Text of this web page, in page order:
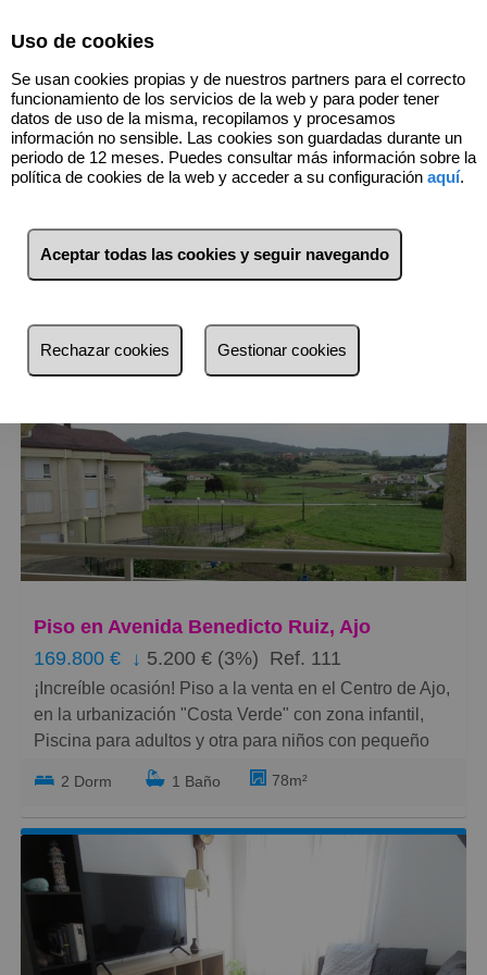
23 Inmuebles Ajo (Cantabria)
Menos reciente
Caros
Pequeños
Grandes
Piso en Avenida Benedicto Ruiz, Ajo
169.800 € ↓ 5.200 € (3%) Ref. 111
¡Increíble ocasión! Piso a la venta en el Centro de Ajo,
en la urbanización "Costa Verde" con zona infantil,
Piscina para adultos y otra para niños con pequeño
jardín, Pista de Tenis y zona de aparcamientos al aire
libre, privada para los propietarios de la comunidad de
vecinos.
En pleno centro de Ajo, pero alejado de los ruidos,
gracias a su orientación.
A solo 1,6 km. de las Playas de Ajo, a las que se
puede ir dado un paseo agradable, porque hay carril
2 Dorm 1 Baño 78m²
Uso de cookies
Se usan cookies propias y de nuestros partners para el correcto
funcionamiento de los servicios de la web y para poder tener
datos de uso de la misma, recopilamos y procesamos
información no sensible. Las cookies son guardadas durante un
periodo de 12 meses. Puedes consultar más información sobre la
política de cookies de la web y acceder a su configuración aquí.
Aceptar todas las cookies y seguir navegando
Rechazar cookies Gestionar cookies